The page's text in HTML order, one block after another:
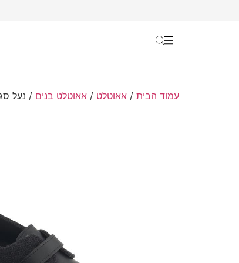
עמוד הבית / אאוטלט / אאוטלט בנים / נעל